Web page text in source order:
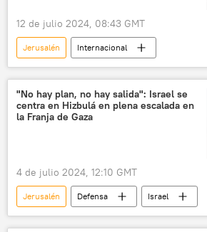
12 de julio 2024, 08:43 GMT
Jerusalén
Internacional
📰 Conflicto palestino-israelí
Israel
Benjamín Netanyahu
🌍 Oriente Medio
Hamás
protestas
"No hay plan, no hay salida": Israel se
centra en Hizbulá en plena escalada en
la Franja de Gaza
4 de julio 2024, 12:10 GMT
Jerusalén Defensa
Israel
🌍 Oriente Medio
Franja de Gaza